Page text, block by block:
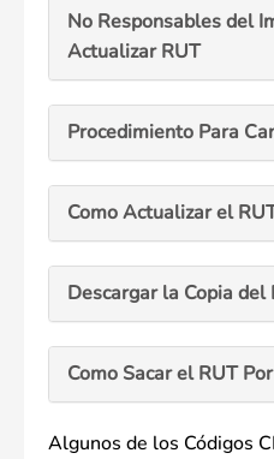
No Responsables del
Actualizar RUT
Procedimiento Para
Como Actualizar el
Descargar la Copia
Como Sacar el RUT
Algunos de los Códigos